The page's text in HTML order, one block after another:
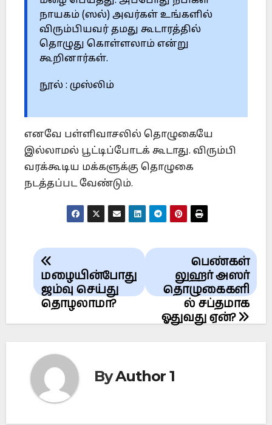
நாயகம் (ஸல்) அவர்கள் உங்களில்
விரும்பியவர் தமது கூடாரத்தில்
தொழுது கொள்ளலாம் என்று
கூறினார்கள்.
நூல் : முஸ்லிம்
எனவே பள்ளிவாசலில் தொழுகையே
இல்லாமல் பூட்டிப்போடக் கூடாது. விரும்பி
வரக்கூடிய மக்களுக்கு தொழுகை
நடத்தப்பட வேண்டும்.
Post
navigation
பெண்கள்
லுஹர் அஸர்
தொழுகைகளி
ல் சப்தமாக
ஓதுவது ஏன்?
மழையின்போது
ஜம்வு செய்து
தொழலாமா?
ByAuthor 1